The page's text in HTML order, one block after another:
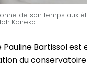
de son temps aux
Kaneko
Pauline Bartissol est
du